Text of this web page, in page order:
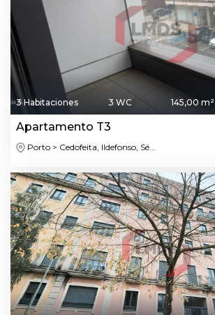
3 Habitaciones 3 WC 145,00 m²
Apartamento T3
Porto > Cedofeita, Ildefonso, Sé...